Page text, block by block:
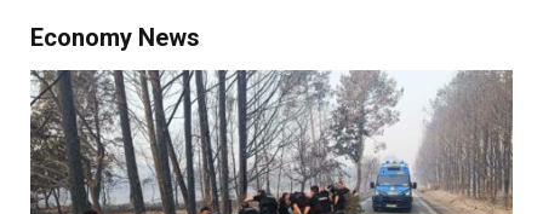
Economy News